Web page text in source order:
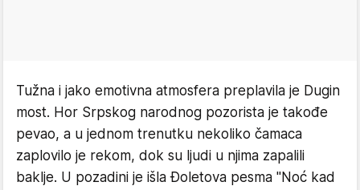
Tužna i jako emotivna atmosfera preplavila je Dugin
most. Hor Srpskog narodnog pozorista je takođe
pevao, a u jednom trenutku nekoliko čamaca
zaplovilo je rekom, dok su ljudi u njima zapalili
baklje. U pozadini je išla Đoletova pesma "Noć kad